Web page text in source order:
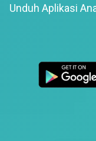
Unduh Aplikasi